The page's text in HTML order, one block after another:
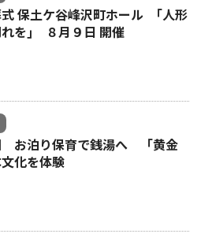
保土ケ谷峰沢町ホール ｢人形
れを｣ ８月９日 開催
お泊り保育で銭湯へ 「黄金
化を体験